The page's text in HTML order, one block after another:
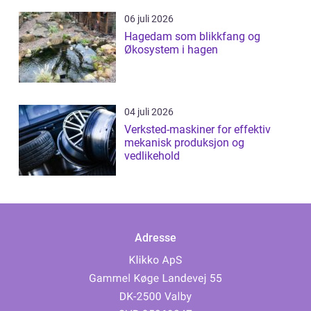
06 juli 2026
Hagedam som blikkfang og
Økosystem i hagen
04 juli 2026
Verksted-maskiner for effektiv
mekanisk produksjon og
vedlikehold
Adresse